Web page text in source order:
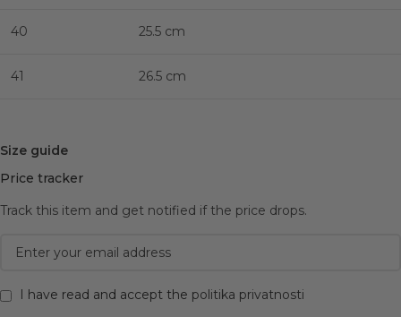
40 25.5 cm
41 26.5 cm
Size guide
Price tracker
Track this item and get notified if the price drops.
I have read and accept the politika privatnosti